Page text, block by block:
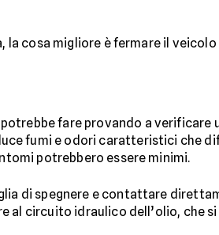
cosa migliore è fermare il veicolo
fare provando a verificare
fumi e odori caratteristici che
potrebbero essere minimi.
di spegnere e contattare
al circuito idraulico dell’olio, che